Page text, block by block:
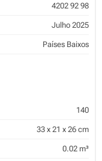
4202 92 98
Julho 2025
Países Baixos
140
33 x 21 x 26 cm
0.02 m³